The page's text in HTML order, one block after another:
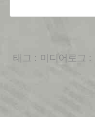
태그 : 미디어로그 :